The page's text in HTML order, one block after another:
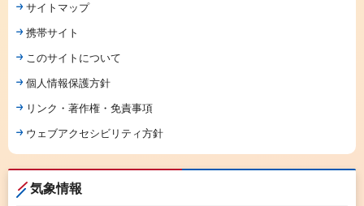
サイトマップ
携帯サイト
このサイトについて
個人情報保護方針
リンク・著作権・免責事項
ウェブアクセシビリティ方針
気象情報